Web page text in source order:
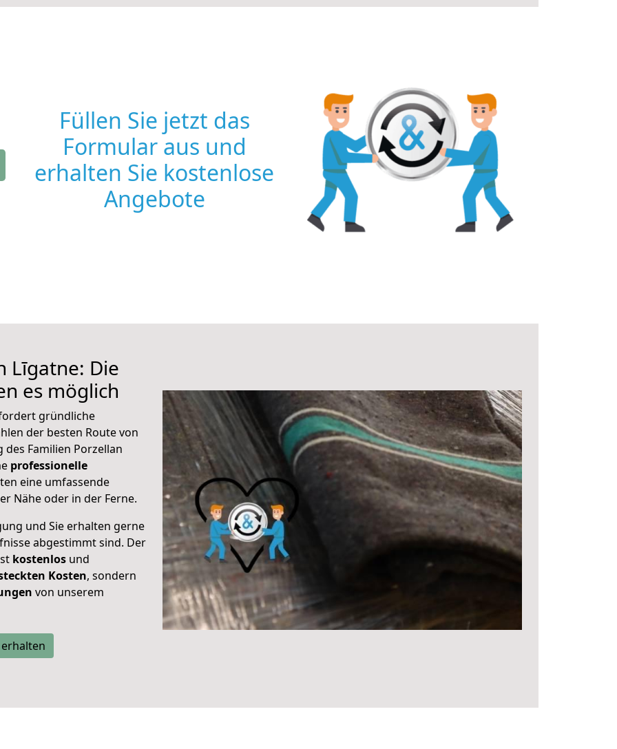
Füllen Sie jetzt das
Formular aus und
erhalten Sie kostenlose
Angebote
Līgatne: Die
es möglich
gründliche
der besten Route von
Familien Porzellan
professionelle
eine umfassende
Nähe oder in der Ferne.
und Sie erhalten gerne
abgestimmt sind. Der
kostenlos und
Kosten, sondern
von unserem